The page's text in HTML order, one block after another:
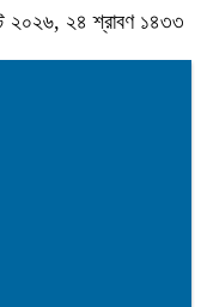
২০২৬, ২৪ শ্রাবণ ১৪৩৩